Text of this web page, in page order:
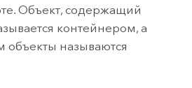
Объект, содержащий
контейнером, а
объекты называются